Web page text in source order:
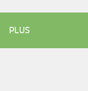
PLUS